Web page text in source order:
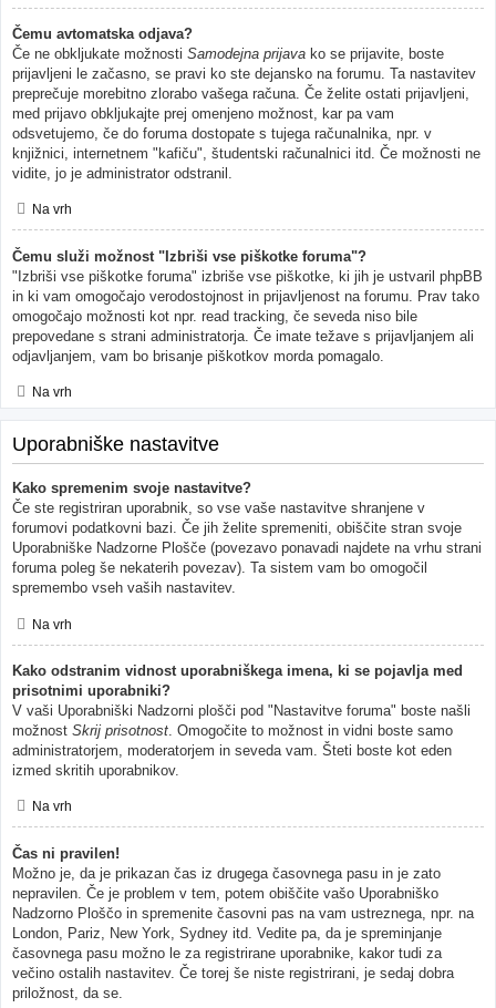
Čemu avtomatska odjava?
Če ne obkljukate možnosti Samodejna prijava ko se prijavite, boste
prijavljeni le začasno, se pravi ko ste dejansko na forumu. Ta nastavitev
preprečuje morebitno zlorabo vašega računa. Če želite ostati prijavljeni,
med prijavo obkljukajte prej omenjeno možnost, kar pa vam
odsvetujemo, če do foruma dostopate s tujega računalnika, npr. v
knjižnici, internetnem "kafiču", študentski računalnici itd. Če možnosti ne
vidite, jo je administrator odstranil.
Na vrh
Čemu služi možnost "Izbriši vse piškotke foruma"?
"Izbriši vse piškotke foruma" izbriše vse piškotke, ki jih je ustvaril phpBB
in ki vam omogočajo verodostojnost in prijavljenost na forumu. Prav tako
omogočajo možnosti kot npr. read tracking, če seveda niso bile
prepovedane s strani administratorja. Če imate težave s prijavljanjem ali
odjavljanjem, vam bo brisanje piškotkov morda pomagalo.
Na vrh
Uporabniške nastavitve
Kako spremenim svoje nastavitve?
Če ste registriran uporabnik, so vse vaše nastavitve shranjene v
forumovi podatkovni bazi. Če jih želite spremeniti, obiščite stran svoje
Uporabniške Nadzorne Plošče (povezavo ponavadi najdete na vrhu strani
foruma poleg še nekaterih povezav). Ta sistem vam bo omogočil
spremembo vseh vaših nastavitev.
Na vrh
Kako odstranim vidnost uporabniškega imena, ki se pojavlja med
prisotnimi uporabniki?
V vaši Uporabniški Nadzorni plošči pod "Nastavitve foruma" boste našli
možnost Skrij prisotnost . Omogočite to možnost in vidni boste samo
administratorjem, moderatorjem in seveda vam. Šteti boste kot eden
izmed skritih uporabnikov.
Na vrh
Čas ni pravilen!
Možno je, da je prikazan čas iz drugega časovnega pasu in je zato
nepravilen. Če je problem v tem, potem obiščite vašo Uporabniško
Nadzorno Ploščo in spremenite časovni pas na vam ustreznega, npr. na
London, Pariz, New York, Sydney itd. Vedite pa, da je spreminjanje
časovnega pasu možno le za registrirane uporabnike, kakor tudi za
večino ostalih nastavitev. Če torej še niste registrirani, je sedaj dobra
priložnost, da se.